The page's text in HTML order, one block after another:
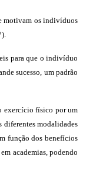
motivam os indivíduos
para que o indivíduo
sucesso, um padrão
exercício físico por um
diferentes modalidades
função dos benefícios
academias, podendo